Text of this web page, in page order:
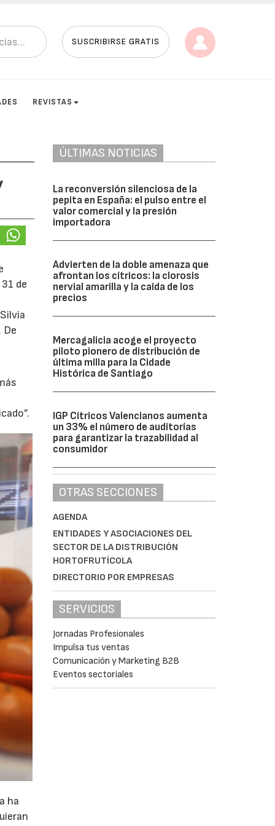
SUSCRIBIRSE GRATIS
REVISTAS
de
De
ha
ÚLTIMAS NOTICIAS
La reconversión silenciosa de la
pepita en España: el pulso entre el
valor comercial y la presión
importadora
Advierten de la doble amenaza que
afrontan los cítricos: la clorosis
nervial amarilla y la caída de los
precios
Mercagalicia acoge el proyecto
piloto pionero de distribución de
última milla para la Cidade
Histórica de Santiago
IGP Cítricos Valencianos aumenta
un 33% el número de auditorías
para garantizar la trazabilidad al
consumidor
OTRAS SECCIONES
AGENDA
ENTIDADES Y ASOCIACIONES DEL
SECTOR DE LA DISTRIBUCIÓN
HORTOFRUTÍCOLA
DIRECTORIO POR EMPRESAS
SERVICIOS
Jornadas Profesionales
Impulsa tus ventas
Comunicación y Marketing B2B
Eventos sectoriales